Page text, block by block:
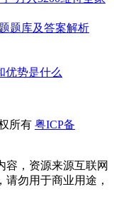
题库及答案解析
优势是什么
所有 粤ICP备
容，资源来源互联网
勿用于商业用途，